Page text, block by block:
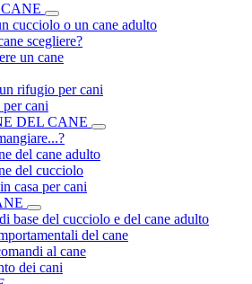
cucciolo o un cane adulto
scegliere?
un cane
rifugio per cani
cani
DEL CANE
del cane adulto
del cucciolo
casa per cani
base del cucciolo e del cane adulto
del cane
al cane
dei cani